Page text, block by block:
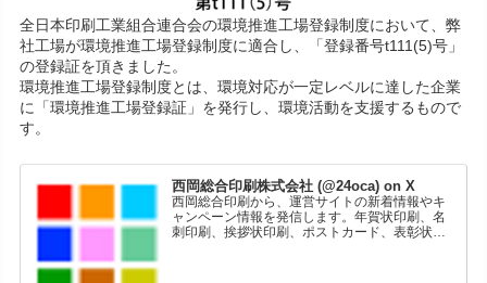
全日本印刷工業組合連合会の環境推進工場登録制度において、弊
社工場が環境推進工場登録制度に適合し、「登録番号t111(5)号」
の登録証を頂きました。
環境推進工場登録制度とは、環境対応が一定レベルに達した企業
に「環境推進工場登録証」を発行し、環境活動を支援するもので
す。
西岡総合印刷株式会社 (@24oca) on X
西岡総合印刷から、運営サイトの新着情報やキ
ャンペーン情報を発信します。年賀状印刷、名
刺印刷、挨拶状印刷、ポストカード、表彰状印